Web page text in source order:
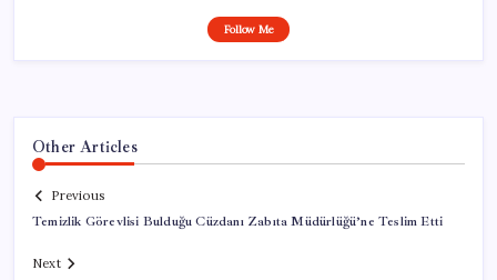
Follow Me
Other Articles
Previous
Temizlik Görevlisi Bulduğu Cüzdanı Zabıta Müdürlüğü’ne Teslim Etti
Next